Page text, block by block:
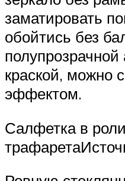
заматировать
обойтись без
полупрозрачной
краской, можно
эффектом.
Салфетка в роли